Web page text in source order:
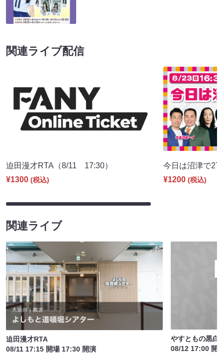
関連ライブ配信
迫田漫才RTA（8/11 17:30）
¥1300 (税込)
今日は沼津で
¥1200 (税込)
関連ライブ
迫田漫才RTA
08/11 17:15 開場 17:30 開演
やすともの黒白
08/12 17:00 開